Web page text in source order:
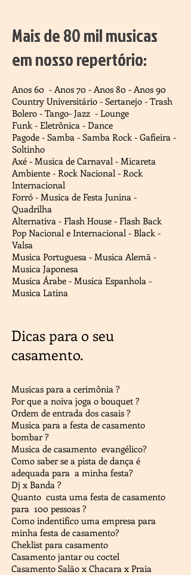
Mais de 80 mil musicas
em nosso repertório:
Anos 60 - Anos 70 - Anos 80 - Anos 90
Country Universitário - Sertanejo - Trash
Bolero - Tango- Jazz - Lounge
Funk - Eletrônica - Dance
Pagode - Samba - Samba Rock - Gafieira -
Soltinho
Axé - Musica de Carnaval - Micareta
Ambiente - Rock Nacional - Rock
Internacional
Forró - Musica de Festa Junina -
Quadrilha
Alternativa - Flash House - Flash Back
Pop Nacional e Internacional - Black -
Valsa
Musica Portuguesa - Musica Alemã -
Musica Japonesa
Musica Árabe - Musica Espanhola -
Musica Latina
Dicas para o seu
casamento.
Musicas para a cerimônia ?
Por que a noiva joga o bouquet ?
Ordem de entrada dos casais ?
Musica para a festa de casamento
bombar ?
Musica de casamento evangélico?
Como saber se a pista de dança é
adequada para a minha festa?
Dj x Banda ?
Quanto custa uma festa de casamento
para 100 pessoas ?
Como indentifico uma empresa para
minha festa de casamento?
Cheklist para casamento
Casamento jantar ou coctel
Casamento Salão x Chacara x Praia